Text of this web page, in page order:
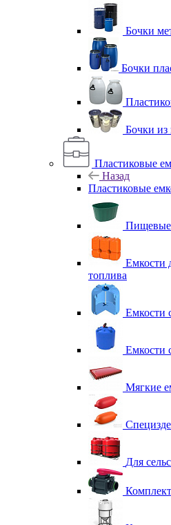
Бочки
Бочки
Бочки
Пластиковые
Назад
Пластиковые
Емкости
топлива
Емкости
Емкости
Мягкие
Для